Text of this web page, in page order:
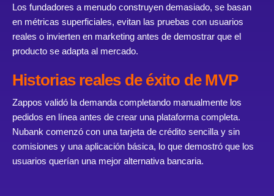
Los fundadores a menudo construyen demasiado, se basan
en métricas superficiales, evitan las pruebas con usuarios
reales o invierten en marketing antes de demostrar que el
producto se adapta al mercado.
Historias reales de éxito de MVP
Zappos validó la demanda completando manualmente los
pedidos en línea antes de crear una plataforma completa.
Nubank comenzó con una tarjeta de crédito sencilla y sin
comisiones y una aplicación básica, lo que demostró que los
usuarios querían una mejor alternativa bancaria.